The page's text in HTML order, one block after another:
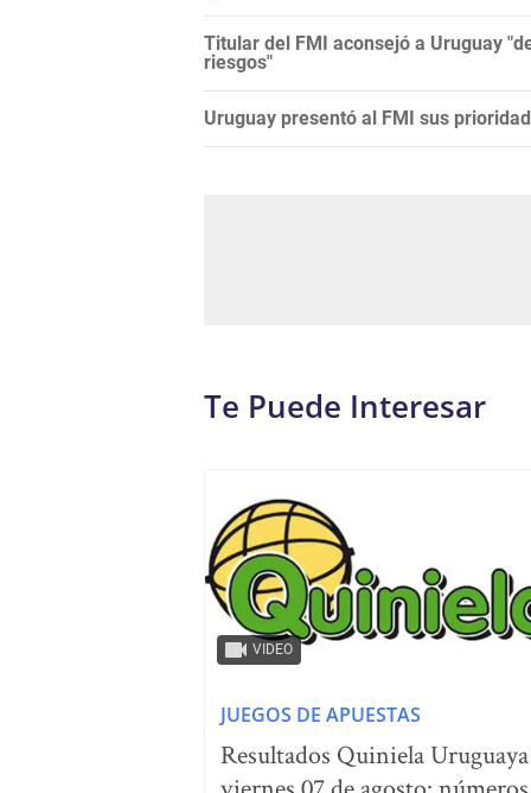
Titular del FMI aconsejó a Uruguay
riesgos"
Uruguay presentó al FMI sus
Te Puede Interesar
VIDEO
JUEGOS DE APUESTAS
Resultados Quiniela Uruguaya